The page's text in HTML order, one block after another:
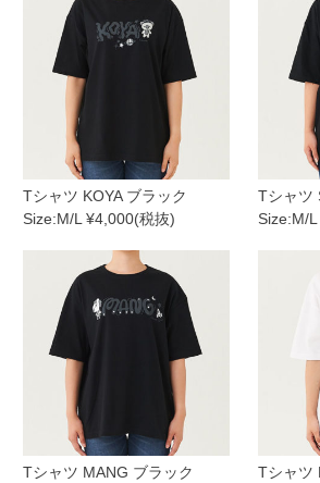
Tシャツ KOYA ブラック
Size:M/L ¥4,000(税抜)
Tシャツ
Size:M/
Tシャツ MANG ブラック
Tシャツ